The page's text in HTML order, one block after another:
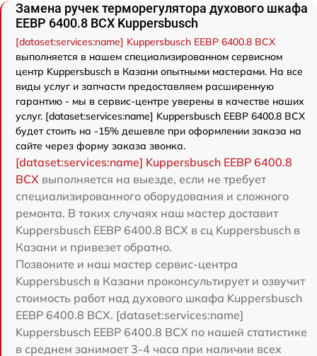
Замена ручек терморегулятора духового шкафа
EEBP 6400.8 BCX Kuppersbusch
[dataset:services:name] Kuppersbusch EEBP 6400.8 BCX
выполняется в нашем специализированном сервисном
центр Kuppersbusch в Казани опытными мастерами. На все
виды услуг и запчасти предоставляем расширенную
гарантию - мы в сервис-центре уверены в качестве наших
услуг. [dataset:services:name] Kuppersbusch EEBP 6400.8 BCX
будет стоить на -15% дешевле при оформлении заказа на
сайте через форму заказа звонка.
[dataset:services:name] Kuppersbusch EEBP 6400.8
BCX выполняется на выезде, если не требует
специализированного оборудования и сложного
ремонта. В таких случаях наш мастер доставит
Kuppersbusch EEBP 6400.8 BCX в сц Kuppersbusch в
Казани и привезет обратно.
Позвоните и наш мастер сервис-центра
Kuppersbusch в Казани проконсультирует и озвучит
стоимость работ над духового шкафа Kuppersbusch
EEBP 6400.8 BCX. [dataset:services:name]
Kuppersbusch EEBP 6400.8 BCX по нашей статистике
в среднем занимает 3-4 часа при наличии всех